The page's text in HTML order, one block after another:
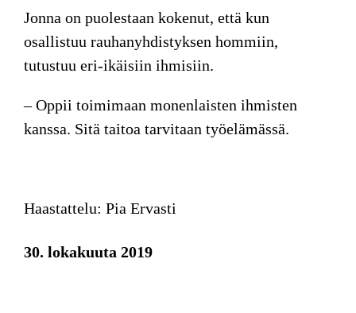
Jonna on puolestaan kokenut, että kun
osallistuu rauhanyhdistyksen hommiin,
tutustuu eri-ikäisiin ihmisiin.
– Oppii toimimaan monenlaisten ihmisten
kanssa. Sitä taitoa tarvitaan työelämässä.
Haastattelu: Pia Ervasti
30. lokakuuta 2019